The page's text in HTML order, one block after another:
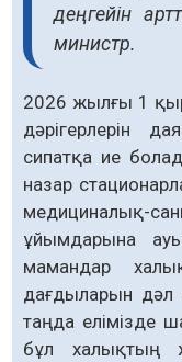
деңгейін
министр.
2026 жылғы 1
дәрігерлерін
сипатқа ие
назар
медициналық-
ұйымдарына
мамандар
дағдыларын дәл
таңда елімізде
бұл халықтың